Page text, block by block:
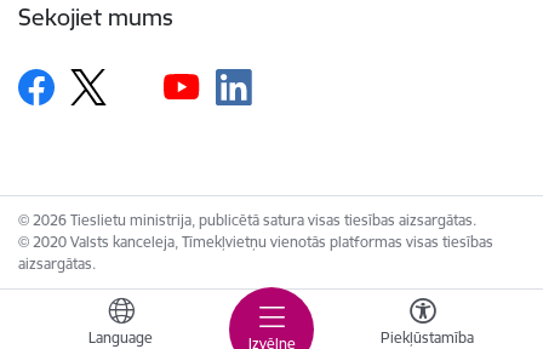
Izvēlne
Language Piekļūstamība
Sekojiet mums
© 2026 Tieslietu ministrija, publicētā satura visas tiesības aizsargātas.
© 2020 Valsts kanceleja, Tīmekļvietņu vienotās platformas visas tiesības
aizsargātas.